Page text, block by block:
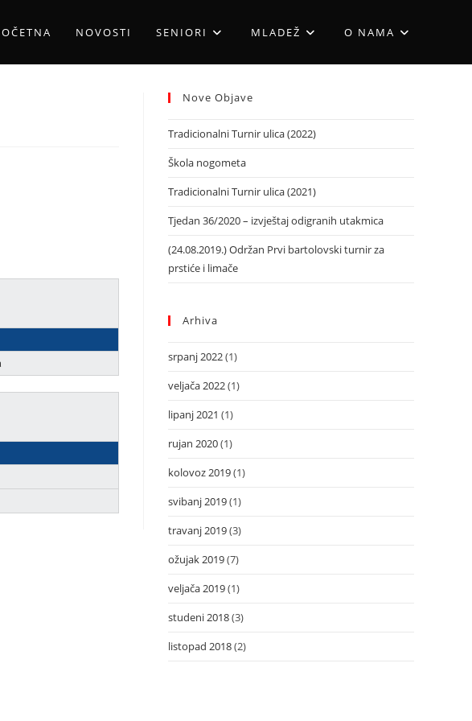
NOVOSTI SENIORI MLADEŽ O NAMA
Nove Objave
Tradicionalni Turnir ulica (2022)
Škola nogometa
Tradicionalni Turnir ulica (2021)
Tjedan 36/2020 – izvještaj odigranih utakmica
(24.08.2019.) Održan Prvi bartolovski turnir za
prstiće i limače
Arhiva
srpanj 2022(1)
veljača 2022(1)
lipanj 2021 (1)
rujan 2020(1)
kolovoz 2019(1)
svibanj 2019(1)
travanj 2019(3)
ožujak 2019(7)
veljača 2019(1)
studeni 2018(3)
listopad 2018(2)